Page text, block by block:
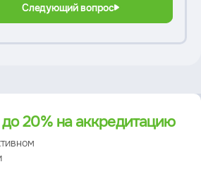
Следующий вопрос
20% на аккредитацию